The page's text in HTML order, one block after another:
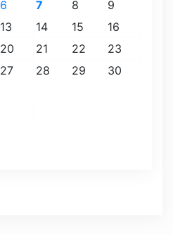
6 7 8
9
13 14 15
16
20 21 22
23
27 28 29
30